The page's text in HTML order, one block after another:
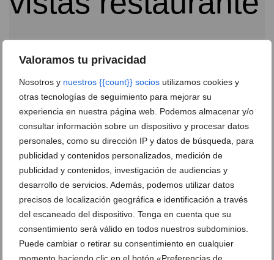
Valoramos tu privacidad
Nosotros y nuestros {{count}} socios utilizamos cookies y
otras tecnologías de seguimiento para mejorar su
experiencia en nuestra página web. Podemos almacenar y/o
consultar información sobre un dispositivo y procesar datos
personales, como su dirección IP y datos de búsqueda, para
publicidad y contenidos personalizados, medición de
publicidad y contenidos, investigación de audiencias y
desarrollo de servicios. Además, podemos utilizar datos
precisos de localización geográfica e identificación a través
del escaneado del dispositivo. Tenga en cuenta que su
consentimiento será válido en todos nuestros subdominios.
Puede cambiar o retirar su consentimiento en cualquier
Disfruta al lado del mar de un menú de Navidad y de
Año Nuevo en Restaurante Mena